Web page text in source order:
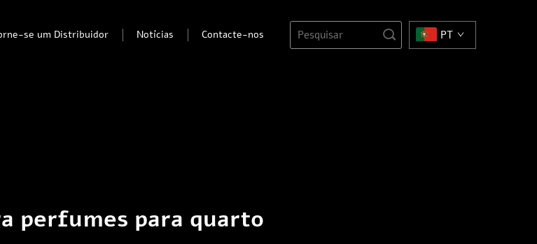
se um Distribuidor Notícias Contacte-nos PT
perfumes para quarto